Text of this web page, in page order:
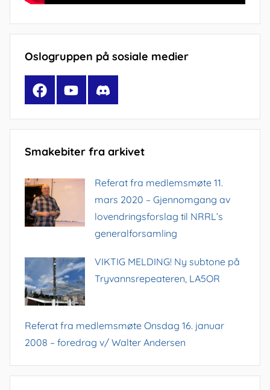
Oslogruppen på sosiale medier
FacebookYouTubeDiscord
Smakebiter fra arkivet
Referat fra medlemsmøte 11.
mars 2020 – Gjennomgang av
lovendringsforslag til NRRL’s
generalforsamling
VIKTIG MELDING! Ny subtone på
Tryvannsrepeateren, LA5OR
Referat fra medlemsmøte Onsdag 16. januar
2008 – foredrag v/ Walter Andersen